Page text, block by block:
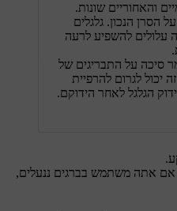
והאחוריים שונות.
הסרן הנכון. גלגלים
עלולים להשפיע לרעה
סיכה על התבריגים של
יכול לגרום להרפיית
הגלגל לאחר הידוקם.
אתה משתמש בברגים ננעלים,